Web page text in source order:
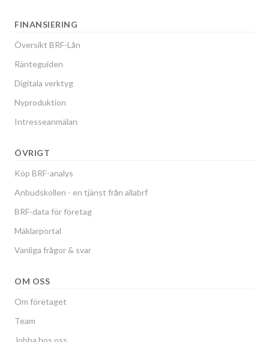
FINANSIERING
Översikt BRF-Lån
Ränteguiden
Digitala verktyg
Nyproduktion
Intresseanmälan
ÖVRIGT
Köp BRF-analys
Anbudskollen - en tjänst från allabrf
BRF-data för företag
Mäklarportal
Vanliga frågor & svar
OM OSS
Om företaget
Team